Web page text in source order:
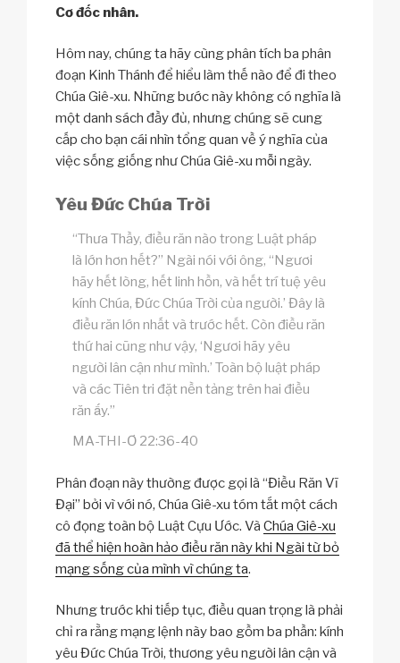
Cơ đốc nhân.
Hôm nay, chúng ta hãy cùng phân tích ba phân
đoạn Kinh Thánh để hiểu làm thế nào để đi theo
Chúa Giê-xu. Những bước này không có nghĩa là
một danh sách đầy đủ, nhưng chúng sẽ cung
cấp cho bạn cái nhìn tổng quan về ý nghĩa của
việc sống giống như Chúa Giê-xu mỗi ngày.
Yêu Đức Chúa Trời
“Thưa Thầy, điều răn nào trong Luật pháp
là lớn hơn hết?” Ngài nói với ông, “Ngươi
hãy hết lòng, hết linh hồn, và hết trí tuệ yêu
kính Chúa, Đức Chúa Trời của người.’ Đây là
điều răn lớn nhất và trước hết. Còn điều răn
thứ hai cũng như vậy, ‘Ngươi hãy yêu
người lân cận như mình.’ Toàn bộ luật pháp
và các Tiên tri đặt nền tảng trên hai điều
răn ấy.”
MA-THI-Ơ 22:36-40
Phân đoạn này thường được gọi là “Điều Răn Vĩ
Đại” bởi vì với nó, Chúa Giê-xu tóm tắt một cách
cô đọng toàn bộ Luật Cựu Ước. Và Chúa Giê-xu
đã thể hiện hoàn hảo điều răn này khi Ngài từ bỏ
mạng sống của mình vì chúng ta.
Nhưng trước khi tiếp tục, điều quan trọng là phải
chỉ ra rằng mạng lệnh này bao gồm ba phần: kính
yêu Đức Chúa Trời, thương yêu người lân cận và